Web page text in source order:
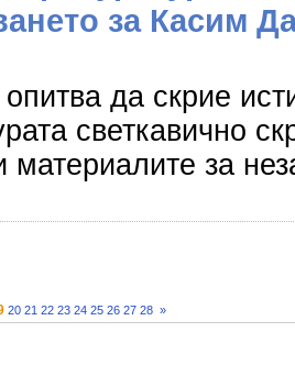
за Касим
да скрие
светкавично
материалите за
20 21 22 23 24 25 26 27 28 »